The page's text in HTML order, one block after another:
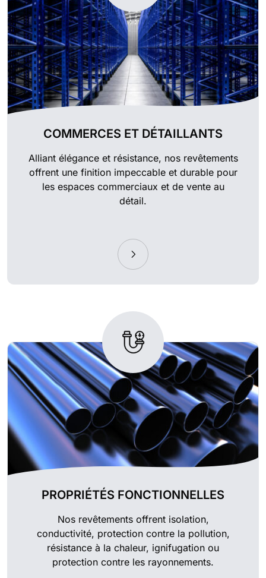
COMMERCES ET DÉTAILLANTS
Alliant élégance et résistance, nos revêtements
offrent une finition impeccable et durable pour
les espaces commerciaux et de vente au
détail.
PROPRIÉTÉS FONCTIONNELLES
Nos revêtements offrent isolation,
conductivité, protection contre la pollution,
résistance à la chaleur, ignifugation ou
protection contre les rayonnements.